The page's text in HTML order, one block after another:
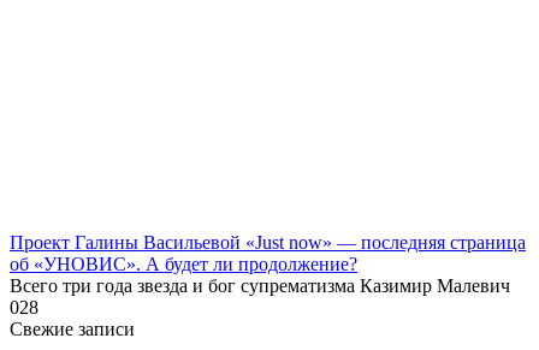
Проект Галины Васильевой «Just now» — последняя страница
об «УНОВИС». А будет ли продолжение?
Всего три года звезда и бог супрематизма Казимир Малевич
028
Свежие записи